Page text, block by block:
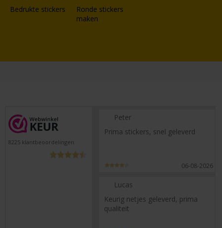
Bedrukte stickers
Ronde stickers
maken
8225 klantbeoordelingen
Peter
Prima stickers, snel geleverd
06-08-2026
Lucas
Keurig netjes geleverd, prima
qualiteit